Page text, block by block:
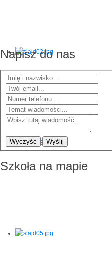
Napisz do nas
Wyczyść Wyślij
Szkoła na mapie